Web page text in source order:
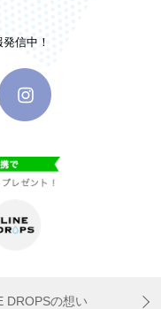
信中！
DROPSの想い